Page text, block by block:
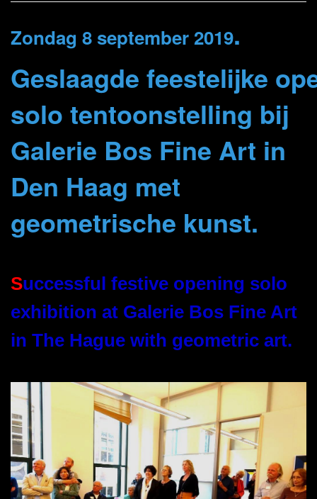
Zondag 8 september 2019.
Geslaagde feestelijke
solo tentoonstelling bij
Galerie Bos Fine Art in
Den Haag met
geometrische kunst.
Successful festive opening solo
exhibition at Galerie Bos Fine Art
in The Hague with geometric art.